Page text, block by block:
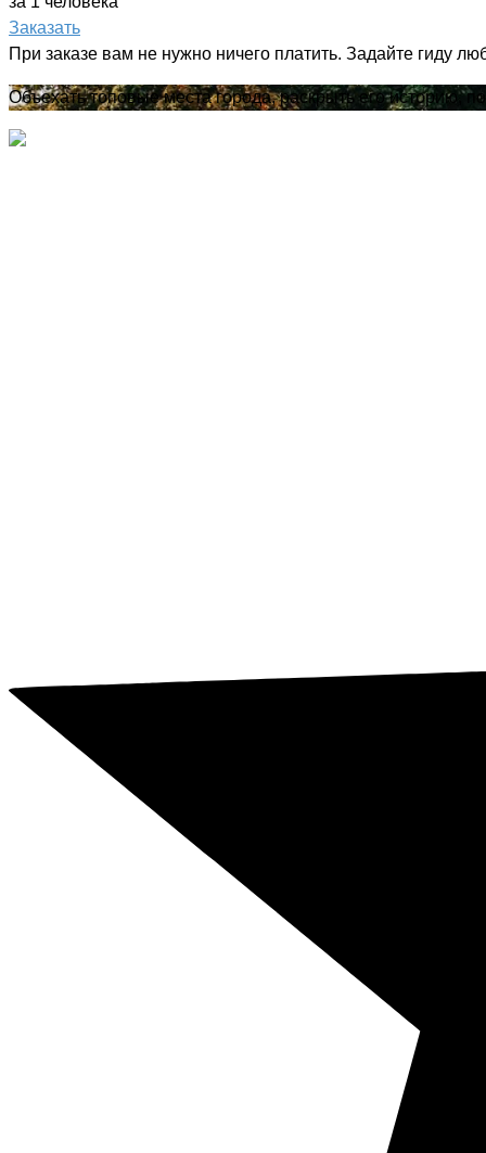
Заказать
При заказе вам не нужно ничего платить. Задайте гиду
Объехать топовые места города, раскрыть его историю,